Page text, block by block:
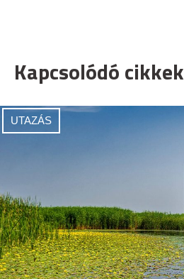
Kapcsolódó cikkek
UTAZÁS